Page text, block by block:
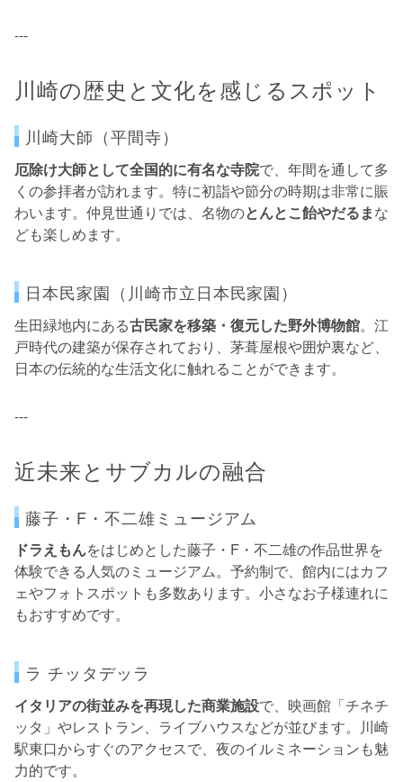
---
川崎の歴史と文化を感じるスポット
川崎大師（平間寺）
厄除け大師として全国的に有名な寺院で、年間を通して多
くの参拝者が訪れます。特に初詣や節分の時期は非常に賑
わいます。仲見世通りでは、名物のとんとこ飴やだるまな
ども楽しめます。
日本民家園（川崎市立日本民家園）
生田緑地内にある古民家を移築・復元した野外博物館。江
戸時代の建築が保存されており、茅葺屋根や囲炉裏など、
日本の伝統的な生活文化に触れることができます。
---
近未来とサブカルの融合
藤子・F・不二雄ミュージアム
ドラえもんをはじめとした藤子・F・不二雄の作品世界を
体験できる人気のミュージアム。予約制で、館内にはカフ
ェやフォトスポットも多数あります。小さなお子様連れに
もおすすめです。
ラ チッタデッラ
イタリアの街並みを再現した商業施設で、映画館「チネチ
ッタ」やレストラン、ライブハウスなどが並びます。川崎
駅東口からすぐのアクセスで、夜のイルミネーションも魅
力的です。